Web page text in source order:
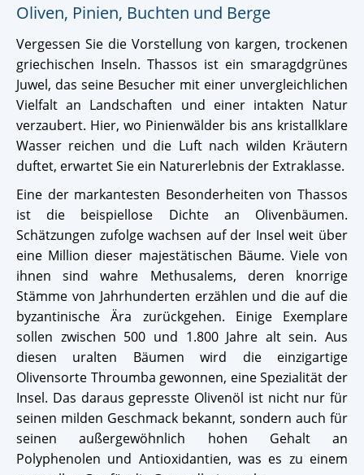
Oliven, Pinien, Buchten und Berge
Vergessen Sie die Vorstellung von kargen, trockenen
griechischen Inseln. Thassos ist ein smaragdgrünes
Juwel, das seine Besucher mit einer unvergleichlichen
Vielfalt an Landschaften und einer intakten Natur
verzaubert. Hier, wo Pinienwälder bis ans kristallklare
Wasser reichen und die Luft nach wilden Kräutern
duftet, erwartet Sie ein Naturerlebnis der Extraklasse.
Eine der markantesten Besonderheiten von Thassos
ist die beispiellose Dichte an Olivenbäumen.
Schätzungen zufolge wachsen auf der Insel weit über
eine Million dieser majestätischen Bäume. Viele von
ihnen sind wahre Methusalems, deren knorrige
Stämme von Jahrhunderten erzählen und die auf die
byzantinische Ära zurückgehen. Einige Exemplare
sollen zwischen 500 und 1.800 Jahre alt sein. Aus
diesen uralten Bäumen wird die einzigartige
Olivensorte Throumba gewonnen, eine Spezialität der
Insel. Das daraus gepresste Olivenöl ist nicht nur für
seinen milden Geschmack bekannt, sondern auch für
seinen außergewöhnlich hohen Gehalt an
Polyphenolen und Antioxidantien, was es zu einem